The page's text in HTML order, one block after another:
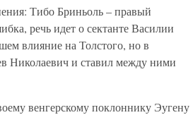
Тибо Бриньоль – правый
речь идет о сектанте Василии
влияние на Толстого, но в
Николаевич и ставил между ними
венгерскому поклоннику Эугену